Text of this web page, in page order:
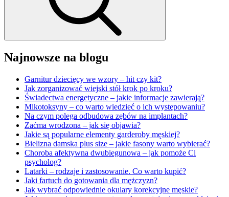
Najnowsze na blogu
Garnitur dziecięcy we wzory – hit czy kit?
Jak zorganizować wiejski stół krok po kroku?
Świadectwa energetyczne – jakie informacje zawierają?
Mikotoksyny – co warto wiedzieć o ich występowaniu?
Na czym polega odbudowa zębów na implantach?
Zaćma wrodzona – jak się objawia?
Jakie są popularne elementy garderoby męskiej?
Bielizna damska plus size – jakie fasony warto wybierać?
Choroba afektywna dwubiegunowa – jak pomoże Ci
psycholog?
Latarki – rodzaje i zastosowanie. Co warto kupić?
Jaki fartuch do gotowania dla mężczyzn?
Jak wybrać odpowiednie okulary korekcyjne męskie?